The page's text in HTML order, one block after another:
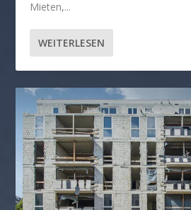
Mieten,...
WEITERLESEN